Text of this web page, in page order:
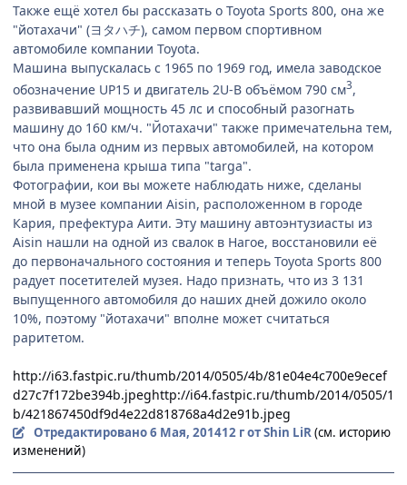
Также ещё хотел бы рассказать о Toyota Sports 800, она же
"йотахачи" (ヨタハチ), самом первом спортивном
автомобиле компании Toyota.
Машина выпускалась с 1965 по 1969 год, имела заводское
обозначение UP15 и двигатель 2U-B объёмом 790 см3,
развивавший мощность 45 лс и способный разогнать
машину до 160 км/ч. "Йотахачи" также примечательна тем,
что она была одним из первых автомобилей, на котором
была применена крыша типа "targa".
Фотографии, кои вы можете наблюдать ниже, сделаны
мной в музее компании Aisin, расположенном в городе
Кария, префектура Аити. Эту машину автоэнтузиасты из
Aisin нашли на одной из свалок в Нагое, восстановили её
до первоначального состояния и теперь Toyota Sports 800
радует посетителей музея. Надо признать, что из 3 131
выпущенного автомобиля до наших дней дожило около
10%, поэтому "йотахачи" вполне может считаться
раритетом.
http://i63.fastpic.ru/thumb/2014/0505/4b/81e04e4c700e9ecef
d27c7f172be394b.jpeghttp://i64.fastpic.ru/thumb/2014/0505/1
b/421867450df9d4e22d818768a4d2e91b.jpeg
Отредактировано6 Мая, 201412 гот Shin LiR (см. историю
изменений)